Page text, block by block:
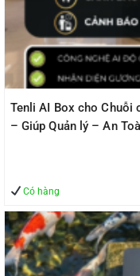
Tenli AI Box cho Chuỗi
– Giúp Quản lý – An
Có hàng